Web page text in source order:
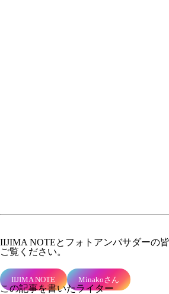
IIJIMA NOTEとフォトアンバサダーの
ご覧ください。
IIJIMA NOTE Minakoさん
この記事を書いたライター